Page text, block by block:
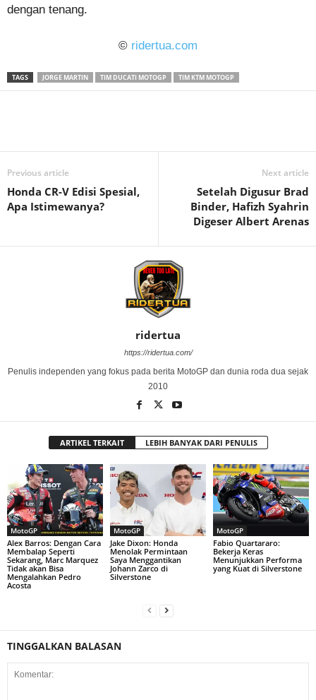
dengan tenang.
© ridertua.com
TAGS JORGE MARTIN TIM DUCATI MOTOGP TIM KTM MOTOGP
Previous article
Honda CR-V Edisi Spesial,
Apa Istimewanya?
Next article
Setelah Digusur Brad
Binder, Hafizh Syahrin
Digeser Albert Arenas
ridertua
https://ridertua.com/
Penulis independen yang fokus pada berita MotoGP dan dunia roda dua sejak
2010
ARTIKEL TERKAIT LEBIH BANYAK DARI PENULIS
MotoGP
Alex Barros: Dengan Cara
Membalap Seperti
Sekarang, Marc Marquez
Tidak akan Bisa
Mengalahkan Pedro
Acosta
MotoGP
Jake Dixon: Honda
Menolak Permintaan
Saya Menggantikan
Johann Zarco di
Silverstone
MotoGP
Fabio Quartararo:
Bekerja Keras
Menunjukkan Performa
yang Kuat di Silverstone
TINGGALKAN BALASAN